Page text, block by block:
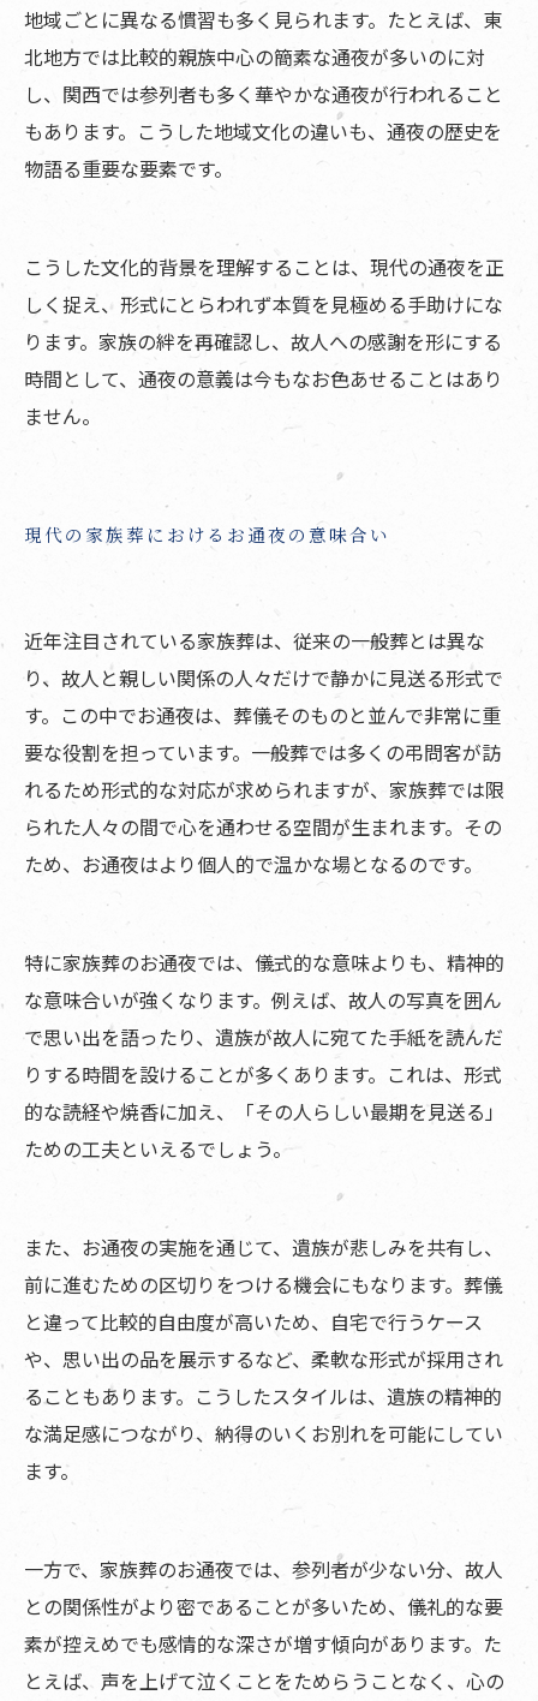
地域ごとに異なる慣習も多く見られます。たとえば、東
北地方では比較的親族中心の簡素な通夜が多いのに対
し、関西では参列者も多く華やかな通夜が行われること
もあります。こうした地域文化の違いも、通夜の歴史を
物語る重要な要素です。
こうした文化的背景を理解することは、現代の通夜を正
しく捉え、形式にとらわれず本質を見極める手助けにな
ります。家族の絆を再確認し、故人への感謝を形にする
時間として、通夜の意義は今もなお色あせることはあり
ません。
現代の家族葬におけるお通夜の意味合い
近年注目されている家族葬は、従来の一般葬とは異な
り、故人と親しい関係の人々だけで静かに見送る形式で
す。この中でお通夜は、葬儀そのものと並んで非常に重
要な役割を担っています。一般葬では多くの弔問客が訪
れるため形式的な対応が求められますが、家族葬では限
られた人々の間で心を通わせる空間が生まれます。その
ため、お通夜はより個人的で温かな場となるのです。
特に家族葬のお通夜では、儀式的な意味よりも、精神的
な意味合いが強くなります。例えば、故人の写真を囲ん
で思い出を語ったり、遺族が故人に宛てた手紙を読んだ
りする時間を設けることが多くあります。これは、形式
的な読経や焼香に加え、「その人らしい最期を見送る」
ための工夫といえるでしょう。
また、お通夜の実施を通じて、遺族が悲しみを共有し、
前に進むための区切りをつける機会にもなります。葬儀
と違って比較的自由度が高いため、自宅で行うケース
や、思い出の品を展示するなど、柔軟な形式が採用され
ることもあります。こうしたスタイルは、遺族の精神的
な満足感につながり、納得のいくお別れを可能にしてい
ます。
一方で、家族葬のお通夜では、参列者が少ない分、故人
との関係性がより密であることが多いため、儀礼的な要
素が控えめでも感情的な深さが増す傾向があります。た
とえば、声を上げて泣くことをためらうことなく、心の